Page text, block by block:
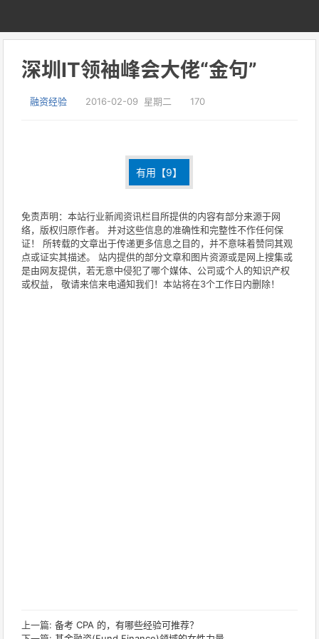
深圳IT领袖峰会大佬“金句”
融资经验 2016-02-09 星期二 170
有用【9】
免责声明：本站行业新闻资讯栏目所提供的内容有部分来源于网
络，版权归原作者。 并对这些信息的准确性和完整性不作任何保
证！ 所转载的文章出于传递更多信息之目的，并不意味着赞同其观
点或证实其描述。 站内提供的部分文章和图片资源或是网上搜集或
是由网友提供，若无意中侵犯了哪个媒体、公司或个人的知识产权
或权益， 敬请来信来电通知我们！本站将在3个工作日内删除！
上一篇:备考 CPA 的，有哪些经验可推荐？